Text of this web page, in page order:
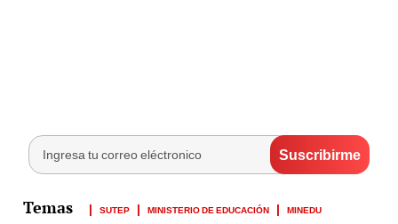
SUTEP MINISTERIO DE EDUCACIÓN MINEDU